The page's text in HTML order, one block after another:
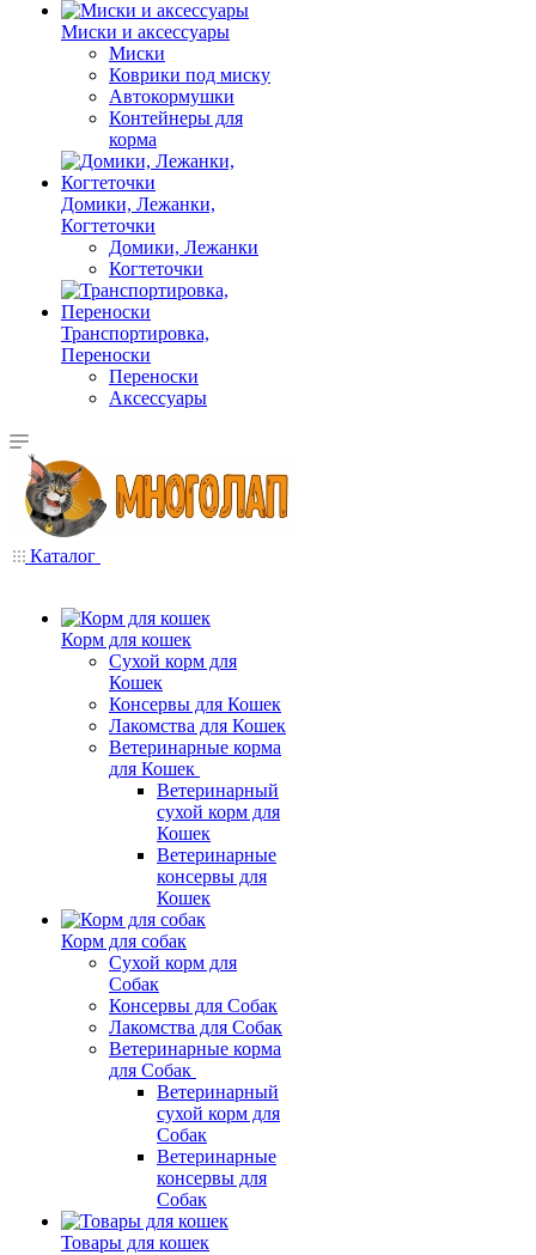
Миски и аксессуары
Миски
Коврики под миску
Автокормушки
Контейнеры для
корма
Домики, Лежанки,
Когтеточки
Домики, Лежанки
Когтеточки
Транспортировка,
Переноски
Переноски
Аксессуары
Каталог
Корм для кошек
Сухой корм для
Кошек
Консервы для Кошек
Лакомства для Кошек
Ветеринарные корма
для Кошек
Ветеринарный
сухой корм для
Кошек
Ветеринарные
консервы для
Кошек
Корм для собак
Сухой корм для
Собак
Консервы для Собак
Лакомства для Собак
Ветеринарные корма
для Собак
Ветеринарный
сухой корм для
Собак
Ветеринарные
консервы для
Собак
Товары для кошек